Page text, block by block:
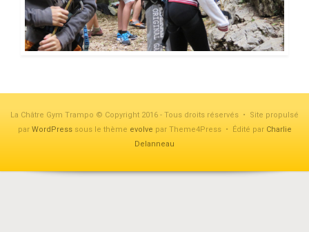
La Châtre Gym Trampo © Copyright 2016 - Tous droits réservés • Site propulsé
par WordPresssous le thème evolve par Theme4Press • Édité par Charlie
Delanneau